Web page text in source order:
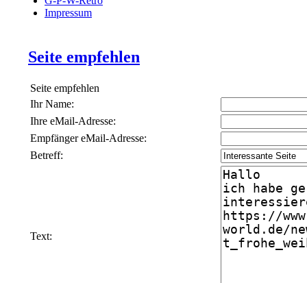
Impressum
Seite empfehlen
Seite empfehlen
Ihr Name:
Ihre eMail-Adresse:
Empfänger eMail-Adresse:
Betreff:
Text: